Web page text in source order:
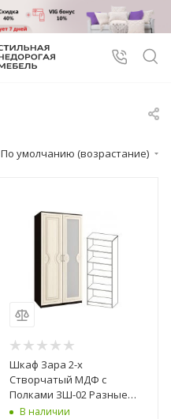
По умолчанию (возрастание)
Шкаф Зара 2-х
Створчатый МДФ с
Полками ЗШ-02 Разные
Цвета (1,0х2,02х0,5)
В наличии